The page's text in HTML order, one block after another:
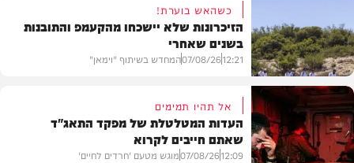
וידאו
כשהאש בוערת!
הזיכרונות שלא יישכחו מהקעמפ והתובנות
בשנים שאחרי
12:21
07/08/26המחדש בשיתוף "וימאן"
אל תהיו תמימים
העדות המטלטלת של מפקד התאג"ד
שאתם חייבים לקרוא
12:09
07/08/26מוגש מטעם 'חרדים לחיים'